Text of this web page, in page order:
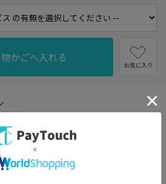
お気に入り
式
AC/玄関子機 モニター親機より供給
(待受時)約1.4W/(動作時)約8W
1台・室内モニター2台(親1台・増設モニ